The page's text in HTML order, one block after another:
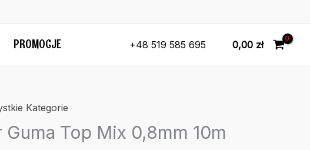
PROMOCJE +48 519 585 695 0,00 zł
Kategorie
Guma Top Mix 0,8mm 10m